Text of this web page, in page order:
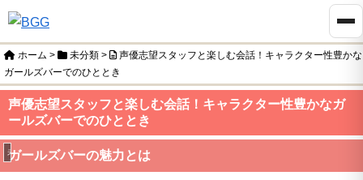
ホーム > 未分類 >
声優志望スタッフと楽しむ会話！キャラクター性豊かな
ガールズバーでのひととき
声優志望スタッフと楽しむ会話！キャラクター性豊かなガ
ールズバーでのひととき
未分類
ガールズバーの魅力とは